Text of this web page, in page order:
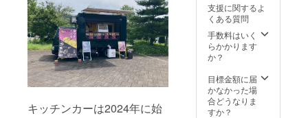
キッチンカーは2024年に始
7月10
日〜
2026年
7月31日
までの
支援に関するよ
くある質問
手数料はいく
らかかります
か？
目標金額に届
かなかった場
合どうなりま
すか？